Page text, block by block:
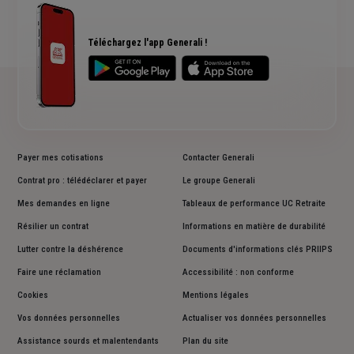
Téléchargez l'app Generali !
RC Professionnelle
Assurance cyber risques
Assurance créateur d'entreprise
Payer mes cotisations
Contrat pro : télédéclarer et payer
Mes demandes en ligne
Résilier un contrat
Lutter contre la déshérence
Faire une réclamation
Contacter Generali
Le groupe Generali
Tableaux de performance UC Retraite
Informations en matière de durabilité
Documents d'informations clés PRIIPS
Accessibilité : non conforme
Cookies Mentions légales
Vos données personnelles Actualiser vos données personnelles
Assistance sourds et malentendants Plan du site